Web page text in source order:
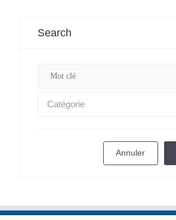
Search
Catégorie
Annuler